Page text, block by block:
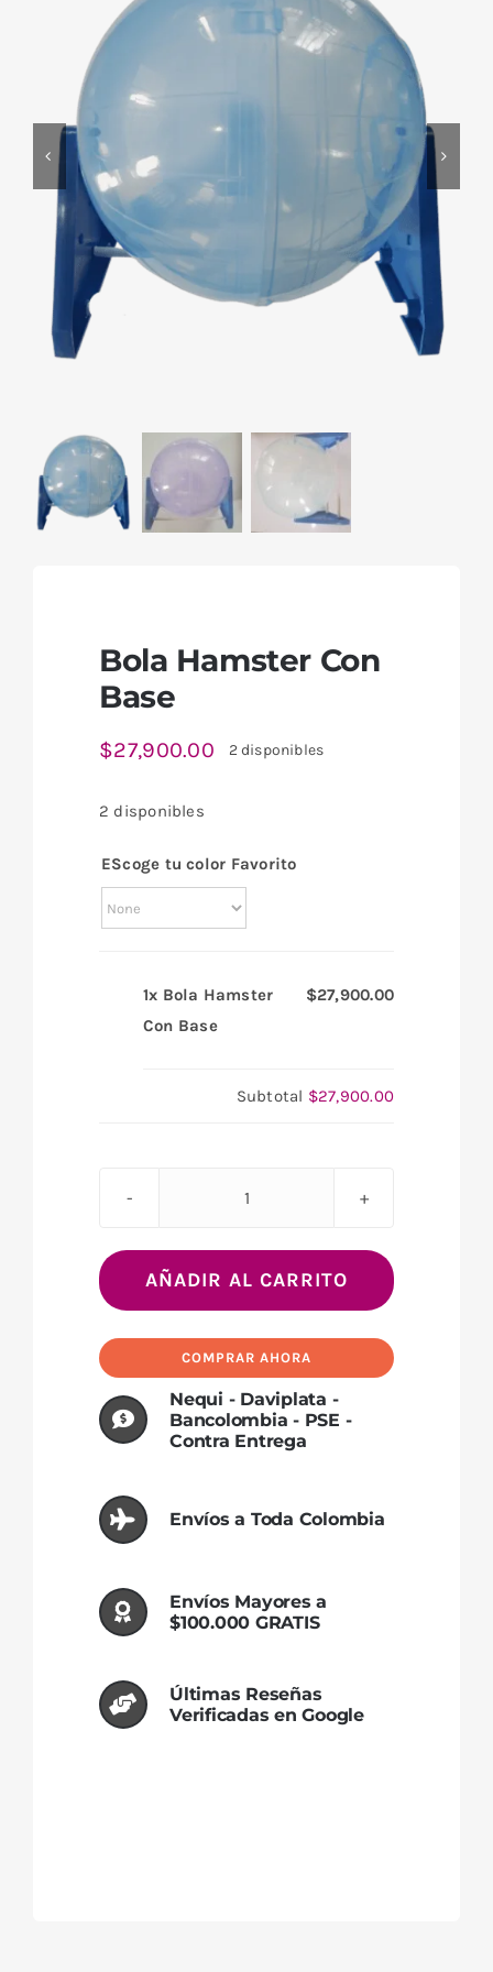
Bola Hamster Con
Base
$27,900.00 2 disponibles
2 disponibles
EScoge tu color Favorito
1x Bola Hamster
Con Base
$27,900.00
Subtotal $27,900.00
Con
Base
cantidad
AÑADIR AL CARRITO
COMPRAR AHORA
Nequi - Daviplata -
Bancolombia - PSE -
Contra Entrega
Envíos a Toda Colombia
Envíos Mayores a
$100.000 GRATIS
Últimas Reseñas
Verificadas en Google